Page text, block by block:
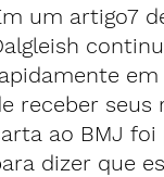
um artigo7
receber seus
ao BMJ
dizer que